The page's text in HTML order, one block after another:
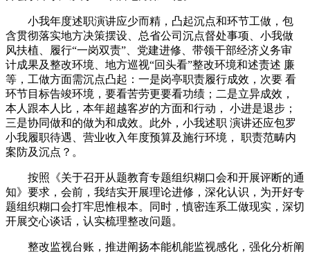
小我年度述职演讲应少而精，凸起沉点和环节工做，包
含贯彻落实地方决策摆设、总省公司沉点督处事项、小我做
风扶植、履行“一岗双责”、党建进修、带领干部经济义务审
计成果及整改环境、地方巡视“回头看”整改环境和述责述 廉
等，工做方面需沉点凸起：一是岗亭职责履行成效，次要 看
环节目标告竣环境，要看苦劳更要看功绩；二是立异成效，
本人跟本人比，本年超越客岁的方面和行动， 小进是退步；
三是协同做和的做为和成效。此外，小我述职 演讲还应包罗
小我履职待遇、营业收入年度预算及施行环境， 职责范畴内
案防及沉点？。
按照《关于召开从题教育专题组织糊口会和开展评断的通
知》要求，会前，我结实开展理论进修，深化认识，为开好专
题组织糊口会打牢思惟根本。同时，慎密连系工做现实，深切
开展交心谈话，认实梳理整改问题。
整改监视台账，推进阐扬本能机能监视感化，强化分析阐